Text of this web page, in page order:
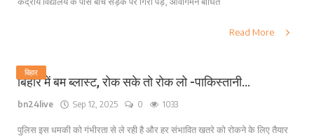
Read More
बिहार
बिहार में बम ब्लास्ट, रोक सके तो रोक लो -पाकिस्तानी...
bn24live Sep 12, 2025 0 1033
पुलिस इस धमकी को गंभीरता से ले रही है और हर संभावित खतरे को रोकने के लिए तैयार